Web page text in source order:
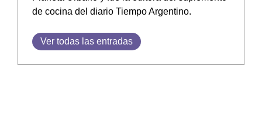
de cocina del diario Tiempo Argentino.
Ver todas las entradas